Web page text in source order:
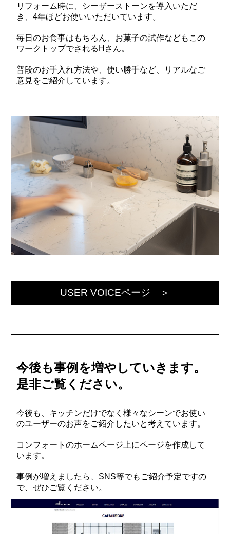
リフォーム時に、シーザーストーンを導入いただ
き、4年ほどお使いいただいています。
毎日のお食事はもちろん、お菓子の試作などもこの
ワークトップでされるHさん。
普段のお手入れ方法や、使い勝手など、リアルなご
意見をご紹介しています。
USER VOICEページ ＞
今後も事例を増やしていきます。
是非ご覧ください。
今後も、キッチンだけでなく様々なシーンでお使い
のユーザーのお声をご紹介したいと考えています。
コンフォートのホームページ上にページを作成して
います。
事例が増えましたら、SNS等でもご紹介予定ですの
で、ぜひご覧ください。